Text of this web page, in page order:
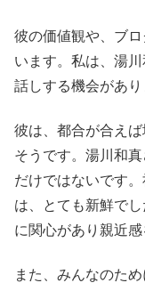
彼の価値観や、ブ
います。私は、湯
話しする機会があり
彼は、都合が合え
そうです。湯川和
だけではないです
は、とても新鮮で
に関心があり親近感
また、みんなのた